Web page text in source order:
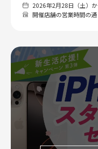
2026年2月28日（土）
開催店舗の営業時間の通